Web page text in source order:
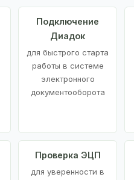
Подключение
Диадок
для быстрого старта
работы в системе
электронного
документооборота
Проверка ЭЦП
для уверенности в